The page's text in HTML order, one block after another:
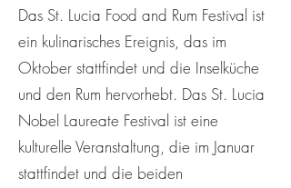
Das St. Lucia Food and Rum Festival ist
ein kulinarisches Ereignis, das im
Oktober stattfindet und die Inselküche
und den Rum hervorhebt. Das St. Lucia
Nobel Laureate Festival ist eine
kulturelle Veranstaltung, die im Januar
stattfindet und die beiden